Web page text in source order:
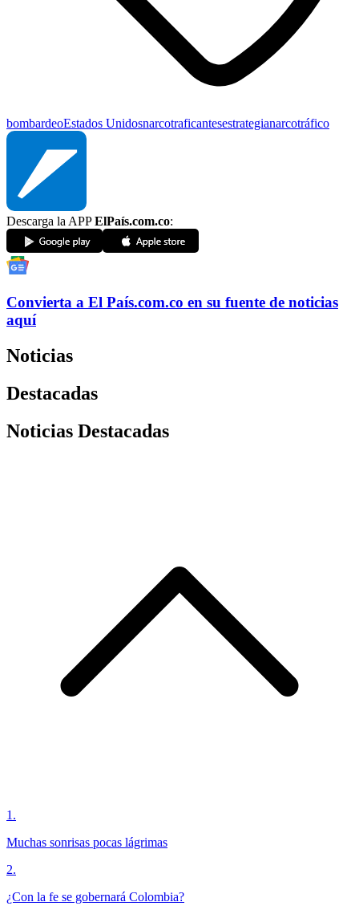
bombardeoEstados Unidosnarcotraficantesestrategianarcotráfico
Descarga la APPElPaís.com.co:
Convierta a El País.com.co en su fuente de noticias
aquí
Noticias
Destacadas
Noticias Destacadas
1 .
Muchas sonrisas pocas lágrimas
2.
¿Con la fe se gobernará Colombia?